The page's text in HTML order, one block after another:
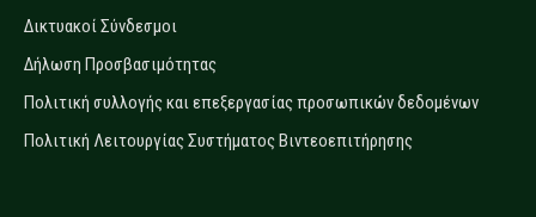
Δικτυακοί Σύνδεσμοι
Δήλωση Προσβασιμότητας
Πολιτική συλλογής και επεξεργασίας προσωπικών δεδομένων
Πολιτική Λειτουργίας Συστήματος Βιντεοεπιτήρησης